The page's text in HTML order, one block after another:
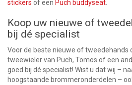
stickers of een Puch buddyseat
Koop uw nieuwe of
bij dé specialist
Voor de beste nieuwe of tweedehands
tweewieler van Puch, Tomos of een
goed bij dé specialist! Wist u dat wij –
hoogstaande brommeronderdelen –